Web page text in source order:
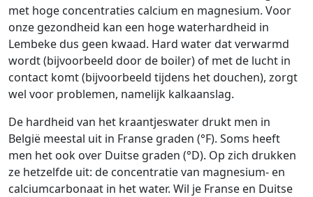
met hoge concentraties calcium en magnesium. Voor
onze gezondheid kan een hoge waterhardheid in
Lembeke dus geen kwaad. Hard water dat verwarmd
wordt (bijvoorbeeld door de boiler) of met de lucht in
contact komt (bijvoorbeeld tijdens het douchen), zorgt
wel voor problemen, namelijk kalkaanslag.
De hardheid van het kraantjeswater drukt men in
België meestal uit in Franse graden (°F). Soms heeft
men het ook over Duitse graden (°D). Op zich drukken
ze hetzelfde uit: de concentratie van magnesium- en
calciumcarbonaat in het water. Wil je Franse en Duitse